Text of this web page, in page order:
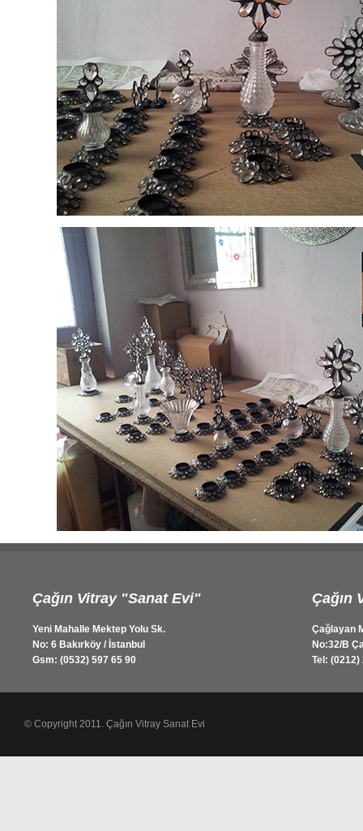
Çağın Vitray "Sanat Evi"
Yeni Mahalle Mektep Yolu Sk.
No: 6 Bakırköy / İstanbul
Gsm: (0532) 597 65 90
Çağın
Çağlayan
No:32/B
Tel: (0212)
© Copyright 2011. Çağın Vitray Sanat Evi